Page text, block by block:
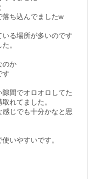
落ち込んでましたw
る場所が多いのです
。
のか
す
間でオロオロしてた
れてました。
じでも十分かなと思
いやすいです。